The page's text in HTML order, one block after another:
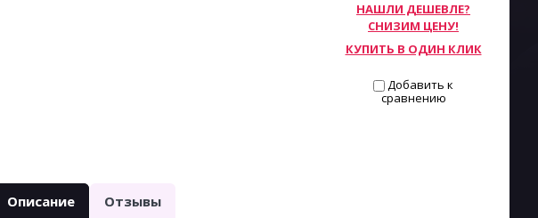
НАШЛИ ДЕШЕВЛЕ?
СНИЗИМ ЦЕНУ!
КУПИТЬ В ОДИН КЛИК
Добавить к
сравнению
Описание Отзывы